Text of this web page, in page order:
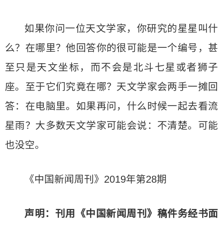
如果你问一位天文学家，你研究的星星叫什
么？在哪里？他回答你的很可能是一个编号，甚
至只是天文坐标，而不会是北斗七星或者狮子
座。至于它们究竟在哪？天文学家会两手一摊回
答：在电脑里。如果再问，什么时候一起去看流
星雨？大多数天文学家可能会说：不清楚。可能
也没空。
《中国新闻周刊》2019年第28期
声明：刊用《中国新闻周刊》稿件务经书面